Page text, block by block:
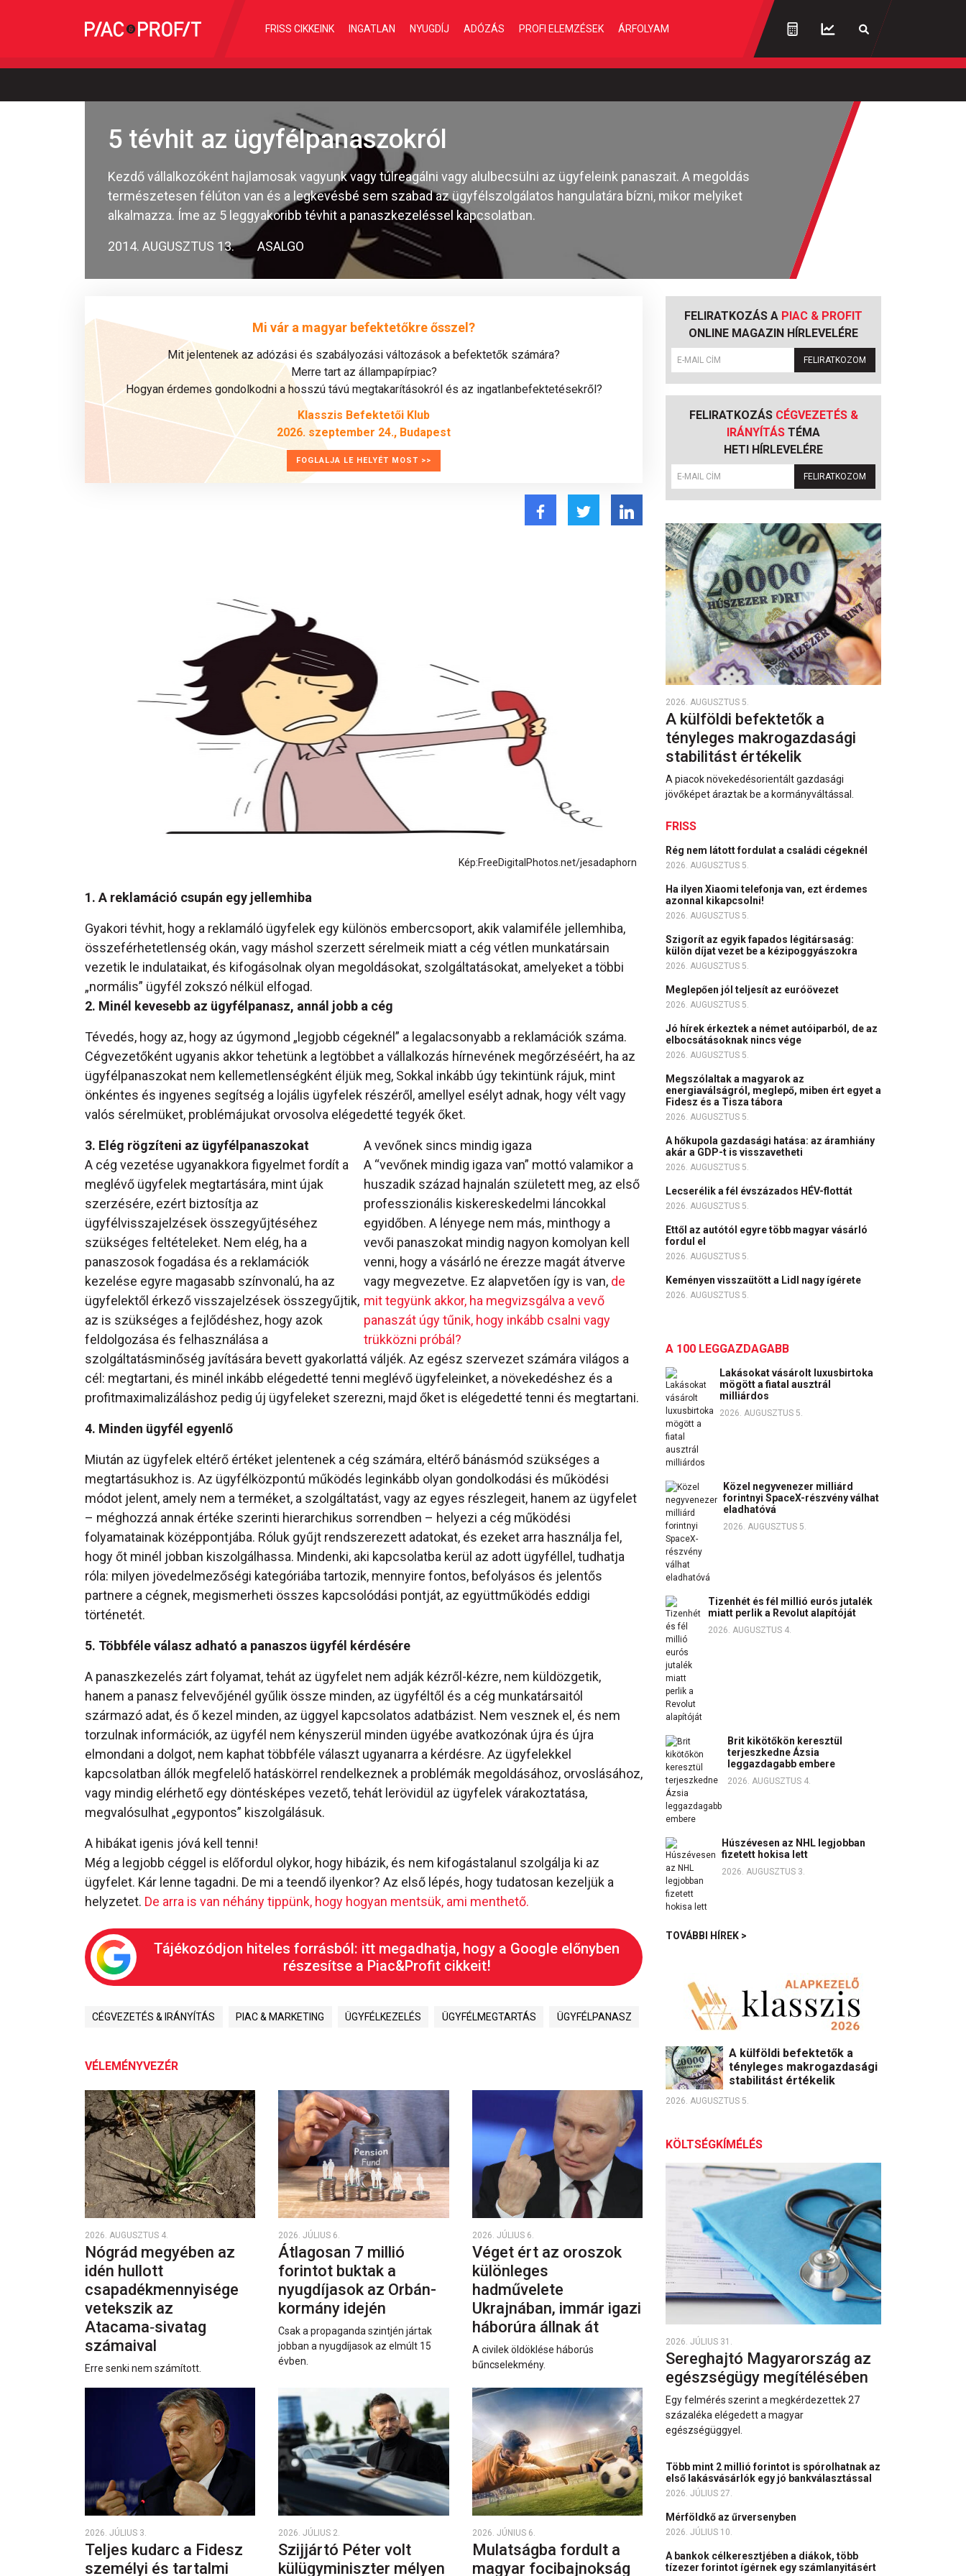
FRISS CIKKEINK INGATLAN NYUGDÍJ ADÓZÁS PROFI ELEMZÉSEK ÁRFOLYAM
5 tévhit az ügyfélpanaszokról
Kezdő vállalkozóként hajlamosak vagyunk vagy túlreagálni vagy alulbecsülni az ügyfeleink panaszait. A megoldás
természetesen félúton van és a legkevésbé sem szabad az ügyfélszolgálatos hangulatára bízni, mikor melyiket
alkalmazza. Íme az 5 leggyakoribb tévhit a panaszkezeléssel kapcsolatban.
2014. AUGUSZTUS 13. ASALGO
Mi vár a magyar befektetőkre ősszel?
Mit jelentenek az adózási és szabályozási változások a befektetők számára?
Merre tart az állampapírpiac?
Hogyan érdemes gondolkodni a hosszú távú megtakarításokról és az ingatlanbefektetésekről?
Klasszis Befektetői Klub
2026. szeptember 24., Budapest
FOGLALJA LE HELYÉT MOST >>
Kép:FreeDigitalPhotos.net/jesadaphorn
1. A reklamáció csupán egy jellemhiba
Gyakori tévhit, hogy a reklamáló ügyfelek egy különös embercsoport, akik valamiféle jellemhiba,
összeférhetetlenség okán, vagy máshol szerzett sérelmeik miatt a cég vétlen munkatársain
vezetik le indulataikat, és kifogásolnak olyan megoldásokat, szolgáltatásokat, amelyeket a többi
„normális” ügyfél zokszó nélkül elfogad.
2. Minél kevesebb az ügyfélpanasz, annál jobb a cég
Tévedés, hogy az, hogy az úgymond „legjobb cégeknél” a legalacsonyabb a reklamációk száma.
Cégvezetőként ugyanis akkor tehetünk a legtöbbet a vállalkozás hírnevének megőrzéséért, ha az
ügyfélpanaszokat nem kellemetlenségként éljük meg, Sokkal inkább úgy tekintünk rájuk, mint
önkéntes és ingyenes segítség a lojális ügyfelek részéről, amellyel esélyt adnak, hogy vélt vagy
valós sérelmüket, problémájukat orvosolva elégedetté tegyék őket.
A vevőnek sincs mindig igaza
A “vevőnek mindig igaza van” mottó valamikor a
huszadik század hajnalán született meg, az első
professzionális kiskereskedelmi láncokkal
egyidőben. A lényege nem más, minthogy a
vevői panaszokat mindig nagyon komolyan kell
venni, hogy a vásárló ne érezze magát átverve
vagy megvezetve. Ez alapvetően így is van, de
mit tegyünk akkor, ha megvizsgálva a vevő
panaszát úgy tűnik, hogy inkább csalni vagy
trükközni próbál?
3. Elég rögzíteni az ügyfélpanaszokat
A cég vezetése ugyanakkora figyelmet fordít a
meglévő ügyfelek megtartására, mint újak
szerzésére, ezért biztosítja az
ügyfélvisszajelzések összegyűjtéséhez
szükséges feltételeket. Nem elég, ha a
panaszosok fogadása és a reklamációk
kezelése egyre magasabb színvonalú, ha az
ügyfelektől érkező visszajelzések összegyűjtik,
az is szükséges a fejlődéshez, hogy azok
feldolgozása és felhasználása a
szolgáltatásminőség javítására bevett gyakorlattá váljék. Az egész szervezet számára világos a
cél: megtartani, és minél inkább elégedetté tenni meglévő ügyfeleinket, a növekedéshez és a
profitmaximalizáláshoz pedig új ügyfeleket szerezni, majd őket is elégedetté tenni és megtartani.
4. Minden ügyfél egyenlő
Miután az ügyfelek eltérő értéket jelentenek a cég számára, eltérő bánásmód szükséges a
megtartásukhoz is. Az ügyfélközpontú működés leginkább olyan gondolkodási és működési
módot jelent, amely nem a terméket, a szolgáltatást, vagy az egyes részlegeit, hanem az ügyfelet
– méghozzá annak értéke szerinti hierarchikus sorrendben – helyezi a cég működési
folyamatainak középpontjába. Róluk gyűjt rendszerezett adatokat, és ezeket arra használja fel,
hogy őt minél jobban kiszolgálhassa. Mindenki, aki kapcsolatba kerül az adott ügyféllel, tudhatja
róla: milyen jövedelmezőségi kategóriába tartozik, mennyire fontos, befolyásos és jelentős
partnere a cégnek, megismerheti összes kapcsolódási pontját, az együttműködés eddigi
történetét.
5. Többféle válasz adható a panaszos ügyfél kérdésére
A panaszkezelés zárt folyamat, tehát az ügyfelet nem adják kézről-kézre, nem küldözgetik,
hanem a panasz felvevőjénél gyűlik össze minden, az ügyféltől és a cég munkatársaitól
származó adat, és ő kezel minden, az üggyel kapcsolatos adatbázist. Nem vesznek el, és nem
torzulnak információk, az ügyfél nem kényszerül minden ügyébe avatkozónak újra és újra
elmondani a dolgot, nem kaphat többféle választ ugyanarra a kérdésre. Az ügyfelekkel
kapcsolatban állók megfelelő hatáskörrel rendelkeznek a problémák megoldásához, orvoslásához,
vagy mindig elérhető egy döntésképes vezető, tehát lerövidül az ügyfelek várakoztatása,
megvalósulhat „egypontos” kiszolgálásuk.
A hibákat igenis jóvá kell tenni!
Még a legjobb céggel is előfordul olykor, hogy hibázik, és nem kifogástalanul szolgálja ki az
ügyfelet. Kár lenne tagadni. De mi a teendő ilyenkor? Az első lépés, hogy tudatosan kezeljük a
helyzetet. De arra is van néhány tippünk, hogy hogyan mentsük, ami menthető.
Tájékozódjon hiteles forrásból: itt megadhatja, hogy a Google előnyben
részesítse a Piac&Profit cikkeit!
CÉGVEZETÉS & IRÁNYÍTÁS PIAC & MARKETING ÜGYFÉLKEZELÉS ÜGYFÉLMEGTARTÁS ÜGYFÉLPANASZ
VÉLEMÉNYVEZÉR
2026. AUGUSZTUS 4.
Nógrád megyében az
idén hullott
csapadékmennyisége
vetekszik az
Atacama‑sivatag
számaival
Erre senki nem számított.
2026. JÚLIUS 6.
Átlagosan 7 millió
forintot buktak a
nyugdíjasok az Orbán-
kormány idején
Csak a propaganda szintjén jártak
jobban a nyugdíjasok az elmúlt 15
évben.
2026. JÚLIUS 6.
Véget ért az oroszok
különleges
hadművelete
Ukrajnában, immár igazi
háborúra állnak át
A civilek öldöklése háborús
bűncselekmény.
2026. JÚLIUS 3.
Teljes kudarc a Fidesz
személyi és tartalmi
2026. JÚLIUS 2.
Szijjártó Péter volt
külügyminiszter mélyen
2026. JÚNIUS 6.
Mulatságba fordult a
magyar focibajnokság
FELIRATKOZÁS A PIAC & PROFIT
ONLINE MAGAZIN HÍRLEVELÉRE
FELIRATKOZOM
FELIRATKOZÁS CÉGVEZETÉS &
IRÁNYÍTÁS TÉMA
HETI HÍRLEVELÉRE
FELIRATKOZOM
2026. AUGUSZTUS 5.
A külföldi befektetők a
tényleges makrogazdasági
stabilitást értékelik
A piacok növekedésorientált gazdasági
jövőképet áraztak be a kormányváltással.
FRISS
Rég nem látott fordulat a családi cégeknél
2026. AUGUSZTUS 5.
Ha ilyen Xiaomi telefonja van, ezt érdemes
azonnal kikapcsolni!
2026. AUGUSZTUS 5.
Szigorít az egyik fapados légitársaság:
külön díjat vezet be a kézipoggyászokra
2026. AUGUSZTUS 5.
Meglepően jól teljesít az euróövezet
2026. AUGUSZTUS 5.
Jó hírek érkeztek a német autóiparból, de az
elbocsátásoknak nincs vége
2026. AUGUSZTUS 5.
Megszólaltak a magyarok az
energiaválságról, meglepő, miben ért egyet a
Fidesz és a Tisza tábora
2026. AUGUSZTUS 5.
A hőkupola gazdasági hatása: az áramhiány
akár a GDP-t is visszavetheti
2026. AUGUSZTUS 5.
Lecserélik a fél évszázados HÉV-flottát
2026. AUGUSZTUS 5.
Ettől az autótól egyre több magyar vásárló
fordul el
2026. AUGUSZTUS 5.
Keményen visszaütött a Lidl nagy ígérete
2026. AUGUSZTUS 5.
A 100 LEGGAZDAGABB
Lakásokat vásárolt luxusbirtoka
mögött a fiatal ausztrál
milliárdos
2026. AUGUSZTUS 5.
Közel negyvenezer milliárd
forintnyi SpaceX-részvény válhat
eladhatóvá
2026. AUGUSZTUS 5.
Tizenhét és fél millió eurós jutalék
miatt perlik a Revolut alapítóját
2026. AUGUSZTUS 4.
Brit kikötőkön keresztül
terjeszkedne Ázsia
leggazdagabb embere
2026. AUGUSZTUS 4.
Húszévesen az NHL legjobban
fizetett hokisa lett
2026. AUGUSZTUS 3.
TOVÁBBI HÍREK >
A külföldi befektetők a
tényleges makrogazdasági
stabilitást értékelik
2026. AUGUSZTUS 5.
KÖLTSÉGKÍMÉLÉS
2026. JÚLIUS 31.
Sereghajtó Magyarország az
egészségügy megítélésében
Egy felmérés szerint a megkérdezettek 27
százaléka elégedett a magyar
egészségüggyel.
Több mint 2 millió forintot is spórolhatnak az
első lakásvásárlók egy jó bankválasztással
2026. JÚLIUS 27.
Mérföldkő az űrversenyben
2026. JÚLIUS 10.
A bankok célkeresztjében a diákok, több
tízezer forintot ígérnek egy számlanyitásért